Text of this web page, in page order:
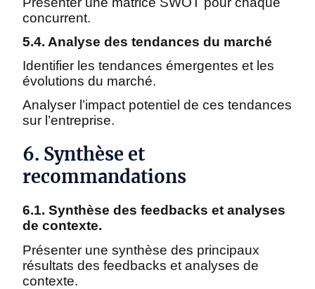
concurrent.
5.4. Analyse des tendances du marché
Identifier les tendances émergentes et les
évolutions du marché.
Analyser l’impact potentiel de ces tendances
sur l’entreprise.
6. Synthèse et
recommandations
6.1. Synthèse des feedbacks et analyses
de contexte.
Présenter une synthèse des principaux
résultats des feedbacks et analyses de
contexte.